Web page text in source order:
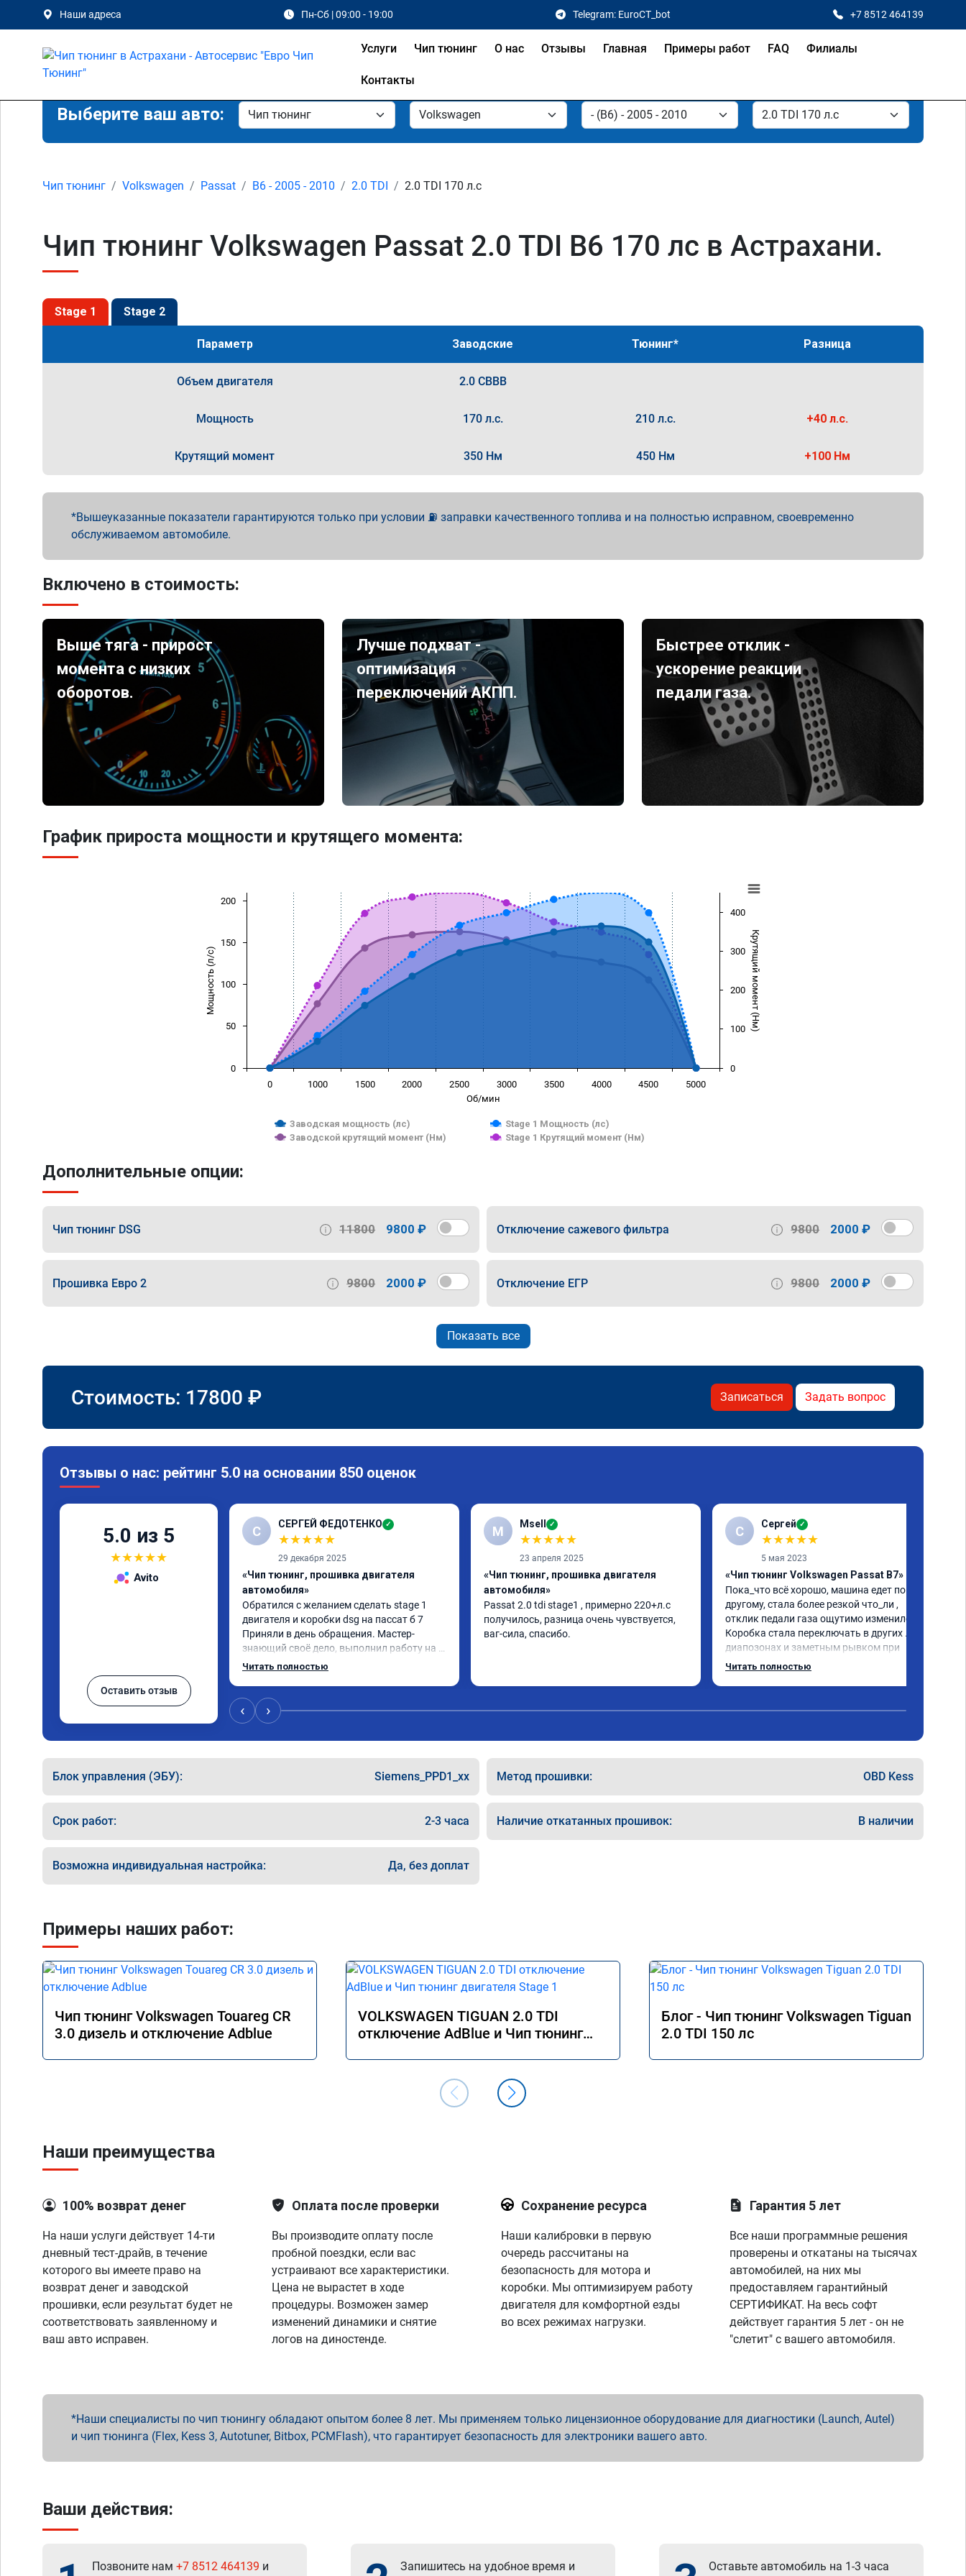
Наши адреса Пн-Сб | 09:00 - 19:00 Telegram: EuroCT_bot +7 8512 464139
Услуги Чип тюнинг О нас Отзывы Главная Примеры работ FAQ Филиалы
Контакты
Выберите ваш авто:
Чип тюнинг Volkswagen Passat B6 - 2005 - 2010 2.0 TDI 2.0 TDI 170 л.с
Чип тюнинг Volkswagen Passat 2.0 TDI B6 170 лс в Астрахани.
Stage 1 Stage 2
Параметр Заводские Тюнинг* Разница
Объем двигателя 2.0 CBBB
Мощность 170 л.с. 210 л.с. +40 л.с.
Крутящий момент 350 Нм 450 Нм +100 Нм
Вышеуказанные показатели гарантируются только при условии ⛽ заправки качественного топлива и на полностью исправном, своевременно
обслуживаемом автомобиле.
Включено в стоимость:
Выше тяга - прирост
момента с низких
оборотов.
Лучше подхват -
оптимизация
переключений АКПП.
Быстрее отклик -
ускорение реакции
педали газа.
График прироста мощности и крутящего момента:
Об/мин
Мощность (л/с) Крутящий момент (Нм)
Заводская мощность (лс)
Stage 1 Мощность (лс)
Заводской крутящий момент (Нм)
Stage 1 Крутящий момент (Нм)
0 1000 1500 2000 2500 3000 3500 4000 4500 5000
0
50
100
150
200
0
100
200
300
400
Дополнительные опции:
Чип тюнинг DSG 11800 9800 ₽ Отключение сажевого фильтра 9800 2000 ₽
Прошивка Евро 2 9800 2000 ₽ Отключение ЕГР 9800 2000 ₽
Показать все
Стоимость: 17800 ₽ Записаться Задать вопрос
Отзывы о нас: рейтинг 5.0 на основании 850 оценок
5.0 из 5
★★★★★
Avito
Оставить отзыв
С СЕРГЕЙ ФЕДОТЕНКО ✓
★★★★★
29 декабря 2025
«Чип тюнинг, прошивка двигателя
автомобиля»
Обратился с желанием сделать stage 1
двигателя и коробки dsg на пассат б 7
Приняли в день обращения. Мастер-
знающий своё дело, выполнил работу на
💯 процентов!!! Через 1.5 часа (время на
прошивку А 011851 . Рекомендую!!!
Читать полностью
M Msell ✓
★★★★★
23 апреля 2025
«Чип тюнинг, прошивка двигателя
автомобиля»
Passat 2.0 tdi stage1 , примерно 220+л.с
получилось, разница очень чувствуется,
ваг-сила, спасибо.
С Сергей ✓
★★★★★
5 мая 2023
«Чип тюнинг Volkswagen Passat B7»
Пока_что всё хорошо, машина едет по
другому, стала более резкой что_ли ,
отклик педали газа ощутимо изменился.
Коробка стала переключать в других
диапозонах и заметным рывком при
резком ускорении, но я грешу на
Читать полностью
‹ ›
Блок управления (ЭБУ): Siemens_PPD1_xx Метод прошивки: OBD Kess
Срок работ: 2-3 часа Наличие откатанных прошивок: В наличии
Возможна индивидуальная настройка: Да, без доплат
Примеры наших работ:
Чип тюнинг Volkswagen Touareg CR
3.0 дизель и отключение Adblue
VOLKSWAGEN TIGUAN 2.0 TDI
отключение AdBlue и Чип тюнинг
Блог - Чип тюнинг Volkswagen Tiguan
2.0 TDI 150 лс
Наши преимущества
100% возврат денег
На наши услуги действует 14-ти
дневный тест-драйв, в течение
которого вы имеете право на
возврат денег и заводской
прошивки, если результат будет не
соответствовать заявленному и
ваш авто исправен.
Оплата после проверки
Вы производите оплату после
пробной поездки, если вас
устраивают все характеристики.
Цена не вырастет в ходе
процедуры. Возможен замер
изменений динамики и снятие
логов на диностенде.
Сохранение ресурса
Наши калибровки в первую
очередь рассчитаны на
безопасность для мотора и
коробки. Мы оптимизируем работу
двигателя для комфортной езды
во всех режимах нагрузки.
Гарантия 5 лет
Все наши программные решения
проверены и откатаны на тысячах
автомобилей, на них мы
предоставляем гарантийный
СЕРТИФИКАТ. На весь софт
действует гарантия 5 лет - он не
"слетит" с вашего автомобиля.
Наши специалисты по чип тюнингу обладают опытом более 8 лет. Мы применяем только лицензионное оборудование для диагностики (Launch, Autel)
и чип тюнинга (Flex, Kess 3, Autotuner, Bitbox, PCMFlash), что гарантирует безопасность для электроники вашего авто.
Ваши действия:
Позвоните нам +7 8512 464139 и Запишитесь на удобное время и Оставьте автомобиль на 1-3 часа